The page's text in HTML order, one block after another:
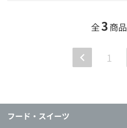
フード・スイーツ
全3商品
1